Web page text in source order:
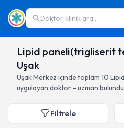
Doktor, klinik ara...
Lipid paneli(trigliserit
Uşak
UşakMerkez içinde toplam 10
uygulayan doktor - uzman bulundu
Filtrele